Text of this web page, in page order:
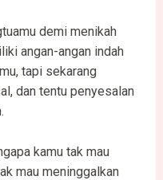
demi menikah
angan-angan indah
tapi sekarang
dan tentu penyesalan
kamu tak mau
mau meninggalkan